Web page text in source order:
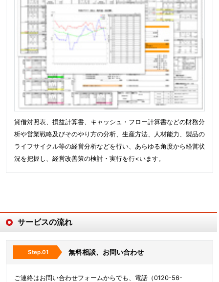
貸借対照表、損益計算書、キャッシュ・フロー計算書などの財務分
析や営業戦略及びそのやり方の分析、生産方法、人材能力、製品の
ライフサイクル等の経営分析などを行い、あらゆる角度から経営状
況を把握し、経営改善策の検討・実行を行<います。
サービスの流れ
無料相談、お問い合わせ
ご連絡はお問い合わせフォームからでも、電話（0120-56-